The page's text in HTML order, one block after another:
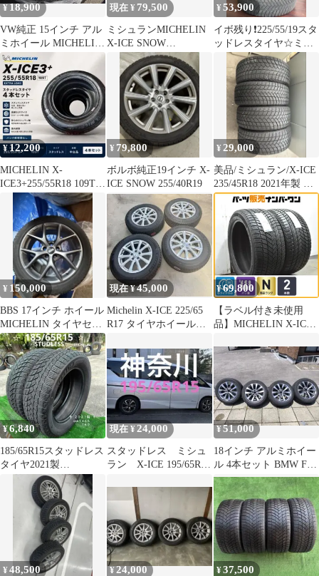
¥18,900
VW純正 15インチ アル
ミホイール MICHELIN
スタッドレス
現在 ¥ 79,500
ミシュランMICHELIN
X-ICE SNOW
235/45R18 4本テスラ
¥53,900
イボ残り❗️225/55/19スタ
ッドレスタイヤ☆ミシ
ュランX-ICE 2024年
¥12,200
MICHELIN X-
ICE3+255/55R18 109T 4
本スタッドレス
¥ 79,800
ボルボ純正19インチ X-
ICE SNOW 255/40R19
¥ 29,000
美品/ミシュラン/X-ICE
235/45R18 2021年製 タ
イヤ4本セット
¥ 150,000
BBS 17インチ ホイール
MICHELIN タイヤセッ
ト スタッドレス
現在 ¥45,000
Michelin X-ICE 225/65
R17 タイヤホイールセ
¥69,800
【ラベル付き未使用
品】MICHELIN X-ICE
ット ポルシェ カイエン
BMW X ミシュラン エ
ックスアイススノー バ
リ溝
¥6,840
185/65R15スタッドレス
タイヤ2021製
MICHELIN cnk1466
現在 ¥24,000
スタッドレス ミシュ
ラン X-ICE 195/65R15
¥51,000
18インチ アルミホイー
ル 4本セット BMW F26
X4 F25 X3 札幌
¥48,500 ¥24,000 ¥37,500